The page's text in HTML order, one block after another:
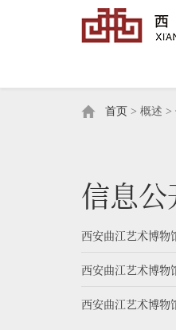
首页 > 概述 >
信息公
西安曲江艺术博物
西安曲江艺术博物
西安曲江艺术博物